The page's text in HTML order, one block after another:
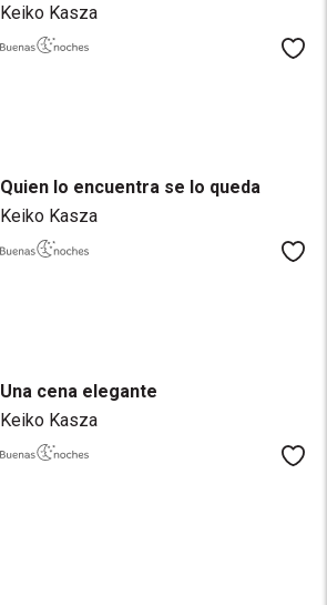
Keiko Kasza
Quien lo encuentra se lo queda
Keiko Kasza
Una cena elegante
Keiko Kasza